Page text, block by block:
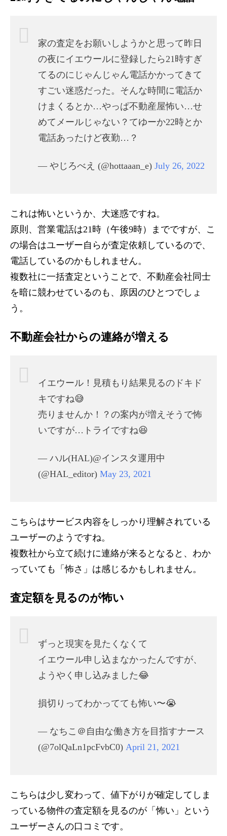
家の査定をお願いしようかと思って昨日
の夜にイエウールに登録したら21時すぎ
てるのにじゃんじゃん電話かかってきて
すごい迷惑だった。そんな時間に電話か
けまくるとか…やっぱ不動産屋怖い…せ
めてメールじゃない？てゆーか22時とか
電話あったけど夜勤…？
— やじろべえ (@hottaaan_e) July 26, 2022
これは怖いというか、大迷惑ですね。
原則、営業電話は21時（午後9時）までですが、こ
の場合はユーザー自らが査定依頼しているので、
電話しているのかもしれません。
複数社に一括査定ということで、不動産会社同士
を暗に競わせているのも、原因のひとつでしょ
う。
不動産会社からの連絡が増える
イエウール！見積もり結果見るのドキド
キですね😅
売りませんか！？の案内が増えそうで怖
いですが…トライですね😆
— ハル(HAL)@インスタ運用中
(@HAL_editor) May 23, 2021
こちらはサービス内容をしっかり理解されている
ユーザーのようですね。
複数社から立て続けに連絡が来るとなると、わか
っていても「怖さ」は感じるかもしれません。
査定額を見るのが怖い
ずっと現実を見たくなくて
イエウール申し込まなかったんですが、
ようやく申し込みました😂
損切りってわかってても怖い〜😭
— なちこ＠自由な働き方を目指すナース
(@7olQaLn1pcFvbC0) April 21, 2021
こちらは少し変わって、値下がりが確定してしま
っている物件の査定額を見るのが「怖い」という
ユーザーさんの口コミです。